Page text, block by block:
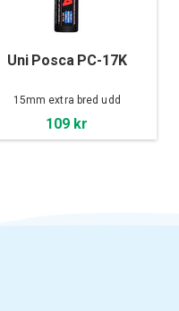
Uni Posca PC-17K
15mm extra bred udd
109 kr